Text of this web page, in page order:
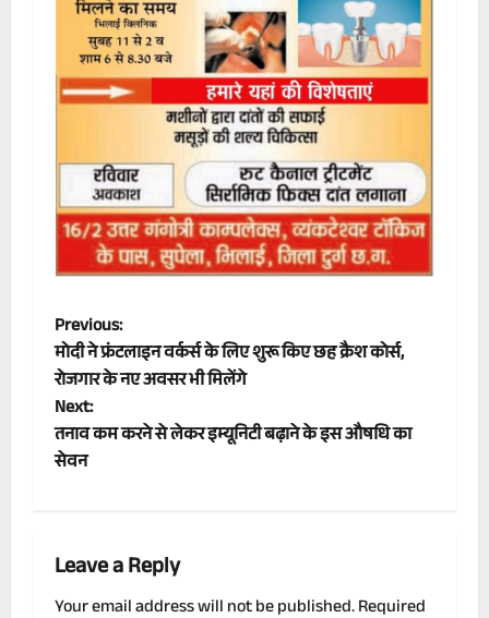
P
o
s
t
a
Previous:
मोदी ने फ्रंटलाइन वर्कर्स के लिए शुरू किए छह क्रैश कोर्स,
रोजगार के नए अवसर भी मिलेंगे
Next:
तनाव कम करने से लेकर इम्यूनिटी बढ़ाने के इस औषधि का
सेवन
Leave a Reply
Your email address will not be published.Required